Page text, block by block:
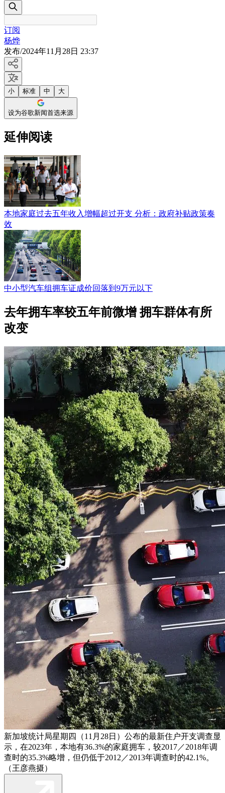
订阅
杨烨
发布/2024年11月28日 23:37
小 标准 中 大
设为谷歌新闻首选来源
延伸阅读
本地家庭过去五年收入增幅超过开支 分析：政府补贴政策奏
效
中小型汽车组拥车证成价回落到9万元以下
去年拥车率较五年前微增 拥车群体有所
改变
新加坡统计局星期四（11月28日）公布的最新住户开支调查显
示，在2023年，本地有36.3%的家庭拥车，较2017／2018年调
查时的35.3%略增，但仍低于2012／2013年调查时的42.1%。
（王彦燕摄）